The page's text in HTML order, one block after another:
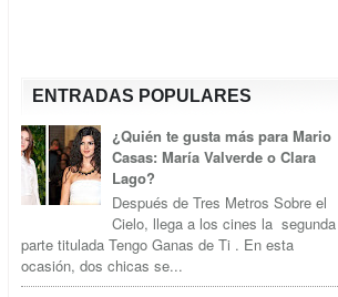
ENTRADAS POPULARES
¿Quién te gusta más para Mario
Casas: María Valverde o Clara
Lago?
Después de Tres Metros Sobre el
Cielo, llega a los cines la segunda
parte titulada Tengo Ganas de Ti . En esta
ocasión, dos chicas se...